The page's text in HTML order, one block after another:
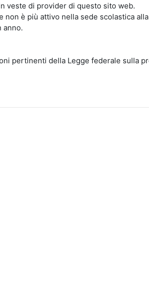
veste di provider di questo sito web.
è più attivo nella sede scolastica
anno.
pertinenti della Legge federale sulla